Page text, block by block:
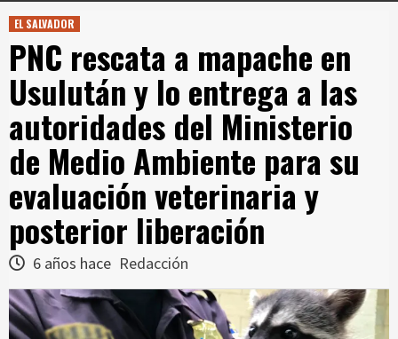
EL SALVADOR
PNC rescata a mapache en
Usulután y lo entrega a las
autoridades del Ministerio
de Medio Ambiente para su
evaluación veterinaria y
posterior liberación
6 años hace Redacción